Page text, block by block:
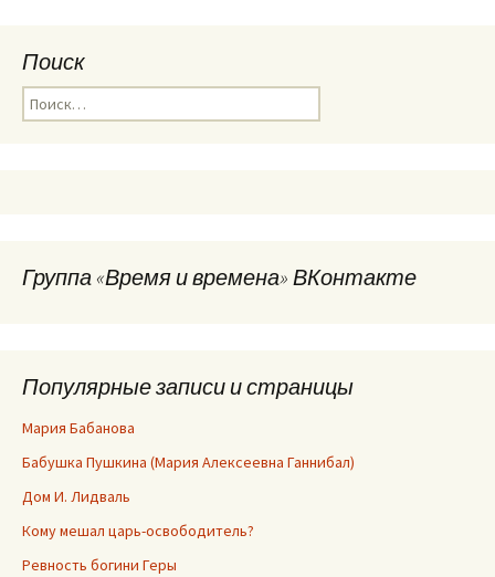
Поиск
Найти:
Группа «Время и времена» ВКонтакте
Популярные записи и страницы
Мария Бабанова
Бабушка Пушкина (Мария Алексеевна Ганнибал)
Дом И. Лидваль
Кому мешал царь-освободитель?
Ревность богини Геры